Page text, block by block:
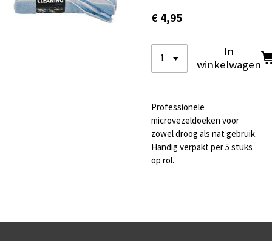
€ 4,95
In
winkelwagen
Professionele
microvezeldoeken voor
zowel droog als nat gebruik.
Handig verpakt per 5 stuks
op rol.